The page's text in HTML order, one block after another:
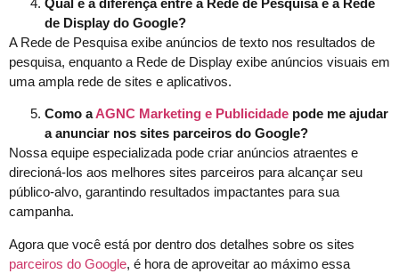
Qual é a diferença entre a Rede de Pesquisa e a Rede
de Display do Google?
A Rede de Pesquisa exibe anúncios de texto nos resultados de
pesquisa, enquanto a Rede de Display exibe anúncios visuais em
uma ampla rede de sites e aplicativos.
Como aAGNC Marketing e Publicidade pode me ajudar
a anunciar nos sites parceiros do Google?
Nossa equipe especializada pode criar anúncios atraentes e
direcioná-los aos melhores sites parceiros para alcançar seu
público-alvo, garantindo resultados impactantes para sua
campanha.
Agora que você está por dentro dos detalhes sobre os sites
parceiros do Google, é hora de aproveitar ao máximo essa